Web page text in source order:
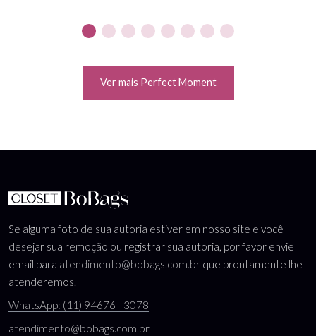
Ver mais Perfect Moment
Se alguma foto de sua autoria estiver em nosso site e você
desejar sua remoção ou registrar sua autoria, por favor envie
email para atendimento@bobags.com.br que prontamente lhe
atenderemos.
WhatsApp: (11) 94676 - 3078
atendimento@bobags.com.br